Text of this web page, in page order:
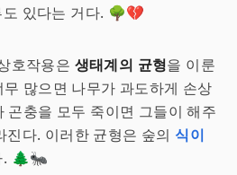
도 있다는 거다. 🌳💔
호작용은 생태계의 균형을 이룬
많으면 나무가 과도하게 손상
곤충을 모두 죽이면 그들이 해주
다. 이러한 균형은 숲의 식이
. 🌲🐜